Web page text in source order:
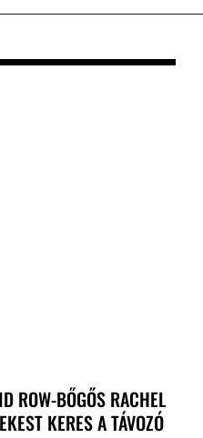
ROW-BŐGŐS RACHEL
KERES A TÁVOZÓ